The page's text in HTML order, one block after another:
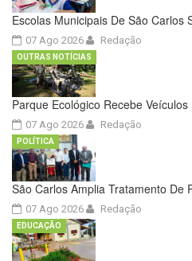
Escolas Municipais De São Carlos
07 Ago 2026 Redação
Parque Ecológico Recebe
07 Ago 2026
OUTRAS NOTÍCIAS
Redação
São Carlos Amplia Tratamento De
07 Ago 2026
POLÍTICA
Redação
EDUCAÇÃO